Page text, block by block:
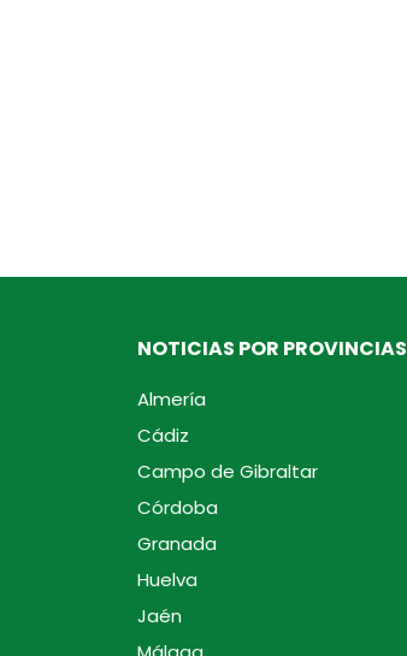
NOTICIAS POR PROVINCIAS
Almería
Cádiz
Campo de Gibraltar
Córdoba
Granada
Huelva
Jaén